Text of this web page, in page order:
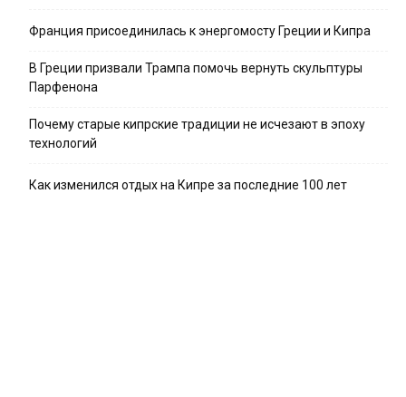
Франция присоединилась к энергомосту Греции и Кипра
В Греции призвали Трампа помочь вернуть скульптуры
Парфенона
Почему старые кипрские традиции не исчезают в эпоху
технологий
Как изменился отдых на Кипре за последние 100 лет